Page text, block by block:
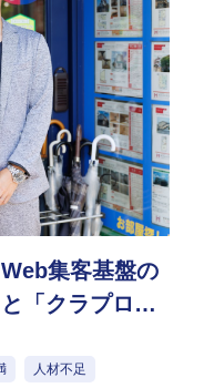
集客基盤の
「クラプロ」
化を実現
人材不足